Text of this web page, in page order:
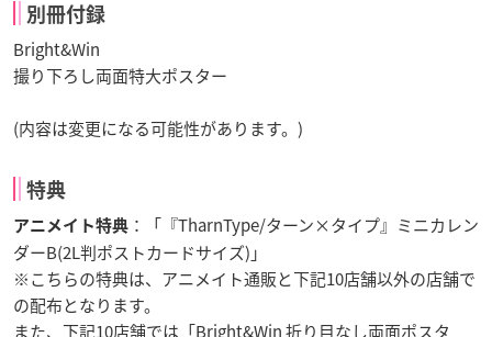
別冊付録
Bright&Win
撮り下ろし両面特大ポスター
(内容は変更になる可能性があります。)
特典
アニメイト特典 ：「『TharnType/ターン×タイプ』ミニカレン
ダーB(2L判ポストカードサイズ)」
※こちらの特典は、アニメイト通販と下記10店舗以外の店舗で
の配布となります。
また、下記10店舗では「Bright&Win 折り目なし両面ポスタ